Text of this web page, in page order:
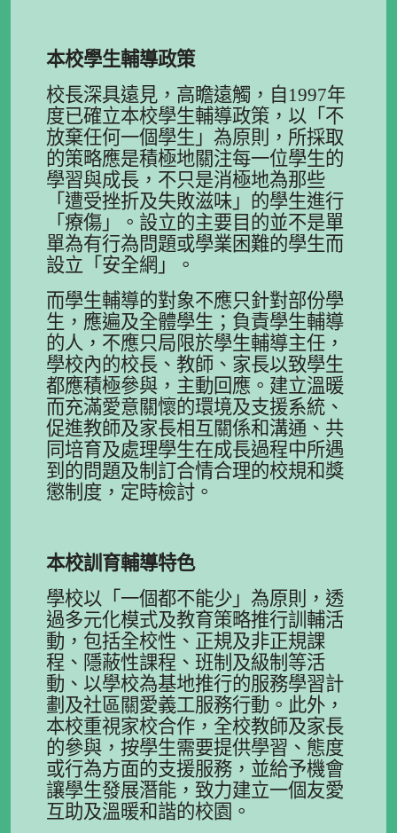
本校學生輔導政策
校長深具遠見，高瞻遠觸，自1997年
度已確立本校學生輔導政策，以「不
放棄任何一個學生」為原則，所採取
的策略應是積極地關注每一位學生的
學習與成長，不只是消極地為那些
「遭受挫折及失敗滋味」的學生進行
「療傷」。設立的主要目的並不是單
單為有行為問題或學業困難的學生而
設立「安全網」。
而學生輔導的對象不應只針對部份學
生，應遍及全體學生；負責學生輔導
的人，不應只局限於學生輔導主任，
學校內的校長、教師、家長以致學生
都應積極參與，主動回應。建立溫暖
而充滿愛意關懷的環境及支援系統、
促進教師及家長相互關係和溝通、共
同培育及處理學生在成長過程中所遇
到的問題及制訂合情合理的校規和獎
懲制度，定時檢討。
本校訓育輔導特色
學校以「一個都不能少」為原則，透
過多元化模式及教育策略推行訓輔活
動，包括全校性、正規及非正規課
程、隱蔽性課程、班制及級制等活
動、以學校為基地推行的服務學習計
劃及社區關愛義工服務行動。此外，
本校重視家校合作，全校教師及家長
的參與，按學生需要提供學習、態度
或行為方面的支援服務，並給予機會
讓學生發展潛能，致力建立一個友愛
互助及溫暖和諧的校園。